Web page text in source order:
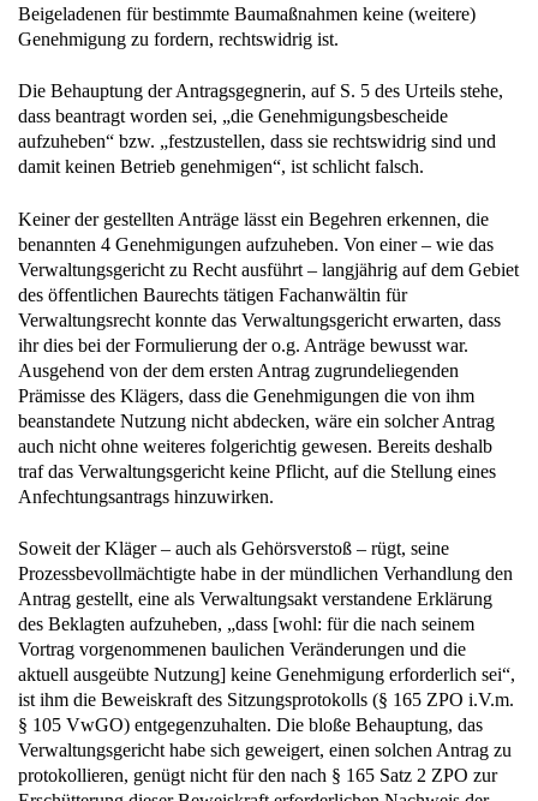
Beigeladenen für bestimmte Baumaßnahmen keine (weitere)
Genehmigung zu fordern, rechtswidrig ist.
Die Behauptung der Antragsgegnerin, auf S. 5 des Urteils stehe,
dass beantragt worden sei, „die Genehmigungsbescheide
aufzuheben“ bzw. „festzustellen, dass sie rechtswidrig sind und
damit keinen Betrieb genehmigen“, ist schlicht falsch.
Keiner der gestellten Anträge lässt ein Begehren erkennen, die
benannten 4 Genehmigungen aufzuheben. Von einer – wie das
Verwaltungsgericht zu Recht ausführt – langjährig auf dem Gebiet
des öffentlichen Baurechts tätigen Fachanwältin für
Verwaltungsrecht konnte das Verwaltungsgericht erwarten, dass
ihr dies bei der Formulierung der o.g. Anträge bewusst war.
Ausgehend von der dem ersten Antrag zugrundeliegenden
Prämisse des Klägers, dass die Genehmigungen die von ihm
beanstandete Nutzung nicht abdecken, wäre ein solcher Antrag
auch nicht ohne weiteres folgerichtig gewesen. Bereits deshalb
traf das Verwaltungsgericht keine Pflicht, auf die Stellung eines
Anfechtungsantrags hinzuwirken.
Soweit der Kläger – auch als Gehörsverstoß – rügt, seine
Prozessbevollmächtigte habe in der mündlichen Verhandlung den
Antrag gestellt, eine als Verwaltungsakt verstandene Erklärung
des Beklagten aufzuheben, „dass [wohl: für die nach seinem
Vortrag vorgenommenen baulichen Veränderungen und die
aktuell ausgeübte Nutzung] keine Genehmigung erforderlich sei“,
ist ihm die Beweiskraft des Sitzungsprotokolls (§ 165 ZPO i.V.m.
§ 105 VwGO) entgegenzuhalten. Die bloße Behauptung, das
Verwaltungsgericht habe sich geweigert, einen solchen Antrag zu
protokollieren, genügt nicht für den nach § 165 Satz 2 ZPO zur